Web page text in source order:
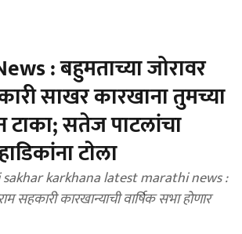
: बहुमताच्या जोरावर
साखर कारखाना तुमच्या
टाका; सतेज पाटलांचा
टाेला
karkhana latest marathi news :
सहकारी कारखान्याची वार्षिक सभा हाेणार